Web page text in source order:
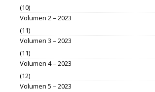
(10)
Volumen 2 – 2023
(11)
Volumen 3 – 2023
(11)
Volumen 4 – 2023
(12)
Volumen 5 – 2023